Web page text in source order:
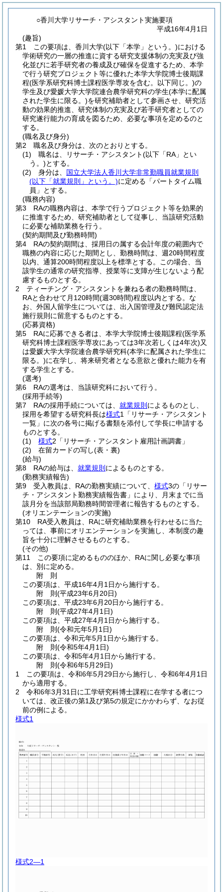
○香川大学リサーチ・アシスタント実施要項
平成16年4月1日
(趣旨)
第1 この要項は、香川大学(以下「本学」という。)における
学術研究の一層の推進に資する研究支援体制の充実及び強
化並びに若手研究者の養成及び確保を促進するため、本学
で行う研究プロジェクト等に優れた本学大学院博士後期課
程(医学系研究科博士課程医学専攻を含む。以下同じ。)の
学生及び愛媛大学大学院連合農学研究科の学生(本学に配属
された学生に限る。)を研究補助者として参画させ、研究活
動の効果的推進、研究体制の充実及び若手研究者としての
研究遂行能力の育成を図るため、必要な事項を定めるのと
する。
(職名及び身分)
第2 職名及び身分は、次のとおりとする。
(1) 職名は、リサーチ・アシスタント(以下「RA」とい
う。)とする。
(2) 身分は、 国立大学法人香川大学非常勤職員就業規則
(以下「就業規則」という。)に定める「パートタイム職
員」とする。
(職務内容)
第3 RAの職務内容は、本学で行うプロジェクト等を効果的
に推進するため、研究補助者として従事し、当該研究活動
に必要な補助業務を行う。
(契約期間及び勤務時間)
第4 RAの契約期間は、採用日の属する会計年度の範囲内で
職務の内容に応じた期間とし、勤務時間は、週20時間程度
以内、通算200時間程度以上を標準とする。この場合、当
該学生の通常の研究指導、授業等に支障が生じないよう配
慮するものとする。
2 ティーチング・アシスタントを兼ねる者の勤務時間は、
RAと合わせて月120時間(週30時間)程度以内とする。な
お、外国人留学生については、出入国管理及び難民認定法
施行規則に留意するものとする。
(応募資格)
第5 RAに応募できる者は、本学大学院博士後期課程(医学系
研究科博士課程医学専攻にあっては3年次若しくは4年次)又
は愛媛大学大学院連合農学研究科(本学に配属された学生に
限る。)に在学し、将来研究者となる意欲と優れた能力を有
する学生とする。
(選考)
第6 RAの選考は、当該研究科において行う。
(採用手続等)
第7 RAの採用手続については、 就業規則 によるものとし、
採用を希望する研究科長は様式1「リサーチ・アシスタント
一覧」に次の各号に掲げる書類を添付して学長に申請する
ものとする。
(1)
様式2「リサーチ・アシスタント雇用計画調書」
(2) 在留カードの写し(表・裏)
(給与)
第8 RAの給与は、 就業規則 によるものとする。
(勤務実績報告)
第9 受入教員は、RAの勤務実績について、 様式3の「リサー
チ・アシスタント勤務実績報告書」により、月末までに当
該月分を当該部局勤務時間管理者に報告するものとする。
(オリエンテーションの実施)
第10 RA受入教員は、RAに研究補助業務を行わせるに当た
っては、事前にオリエンテーションを実施し、本制度の趣
旨を十分に理解させるものとする。
(その他)
第11 この要項に定めるもののほか、RAに関し必要な事項
は、別に定める。
附 則
この要項は、平成16年4月1日から施行する。
附 則(平成23年6月20日)
この要項は、平成23年6月20日から施行する。
附 則(平成27年4月1日)
この要項は、平成27年4月1日から施行する。
附 則(令和元年5月1日)
この要項は、令和元年5月1日から施行する。
附 則(令和5年4月1日)
この要項は、令和5年4月1日から施行する。
附 則(令和6年5月29日)
1
この要項は、令和6年5月29日から施行し、令和6年4月1日
から適用する。
2
令和6年3月31日に工学研究科博士課程に在学する者につ
いては、改正後の第1及び第5の規定にかかわらず、なお従
前の例による。
様式1
様式2―1